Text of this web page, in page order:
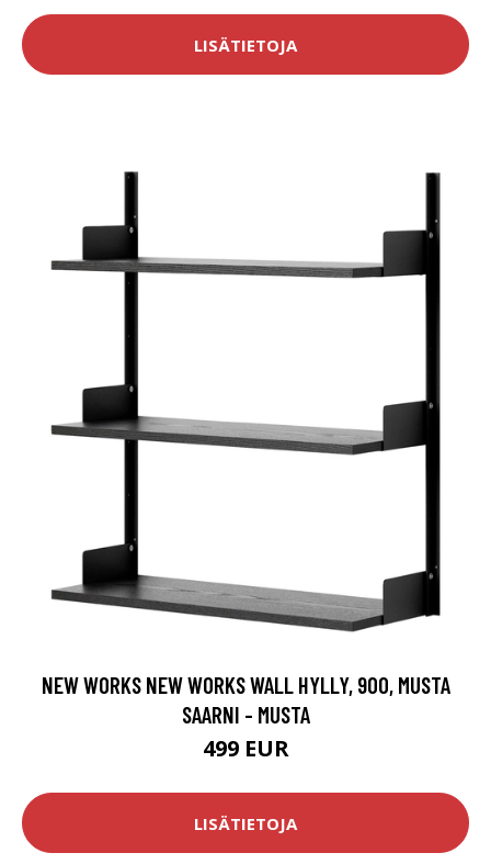
LISÄTIETOJA
NEW WORKS NEW WORKS WALL HYLLY, 900, MUSTA
SAARNI - MUSTA
499 EUR
LISÄTIETOJA